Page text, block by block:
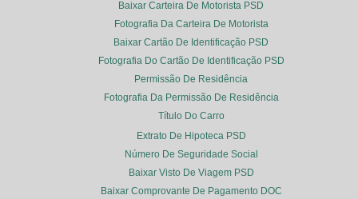
Baixar Carteira De Motorista PSD
Fotografia Da Carteira De Motorista
Baixar Cartão De Identificação PSD
Fotografia Do Cartão De Identificação PSD
Permissão De Residência
Fotografia Da Permissão De Residência
Título Do Carro
Extrato De Hipoteca PSD
Número De Seguridade Social
Baixar Visto De Viagem PSD
Baixar Comprovante De Pagamento DOC